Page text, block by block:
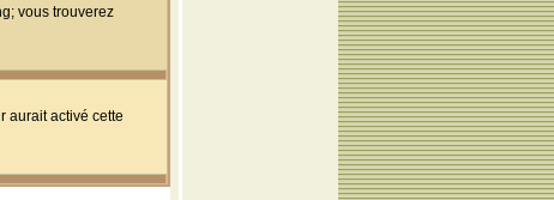
vous trouverez
aurait activé cette